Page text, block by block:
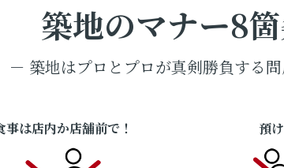
築地のマナー8
－ 築地はプロとプロが真剣勝負する
事は店内か店舗前で！ 預